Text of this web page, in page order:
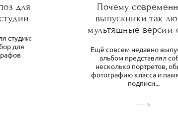
для
студии:
для
Почему
выпускники так
мультяшные версии
Ещё совсем недавно
альбом представлял
несколько портретов,
фотографию класса и
подписи...